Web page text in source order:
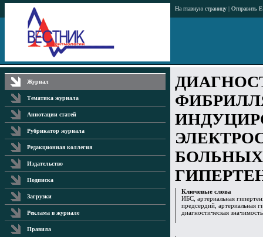
На главную страницу | Отправить
Журнал
Тематика журнала
Аннотации статей
Рубрикатор журнала
Редакционная коллегия
Издательство
Подписка
Загрузки
Реклама в журнале
Правила
Ключевые слова
ИБС, артериальная
предсердий, артериальная
диагностическая